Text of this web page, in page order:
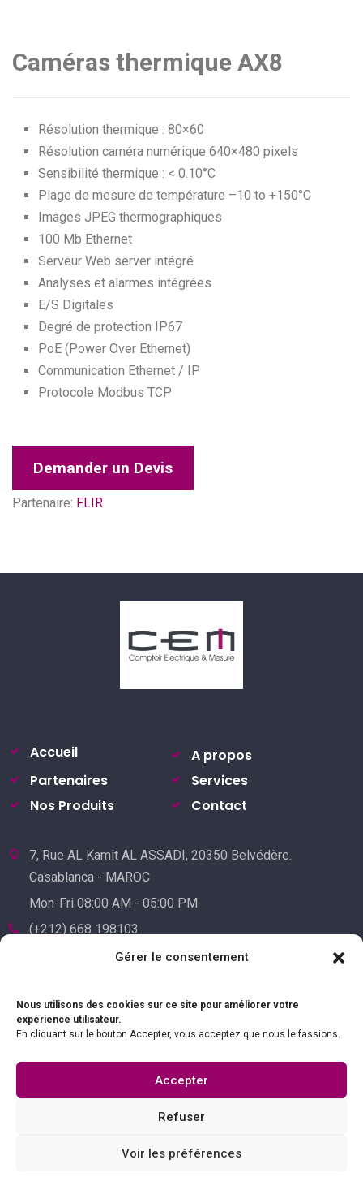
Gérer le consentement
Nous utilisons des cookies sur ce site pour améliorer votre
expérience utilisateur.
En cliquant sur le bouton Accepter, vous acceptez que nous le fassions.
Accepter
Refuser
Voir les préférences
Caméras thermique AX8
Résolution thermique : 80×60
Résolution caméra numérique 640×480 pixels
Sensibilité thermique : < 0.10°C
Plage de mesure de température –10 to +150°C
Images JPEG thermographiques
100 Mb Ethernet
Serveur Web server intégré
Analyses et alarmes intégrées
E/S Digitales
Degré de protection IP67
PoE (Power Over Ethernet)
Communication Ethernet / IP
Protocole Modbus TCP
Demander un Devis
Partenaire: FLIR
Accueil
A propos
Partenaires
Services
Nos Produits
Contact
7, Rue AL Kamit AL ASSADI, 20350 Belvédère.
Casablanca - MAROC
Mon-Fri 08:00 AM - 05:00 PM
(+212) 668 198103
(+212) 522 241455